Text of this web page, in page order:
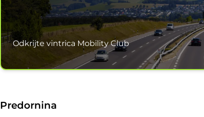
Odkrijte vintrica Mobility Club
Predornina